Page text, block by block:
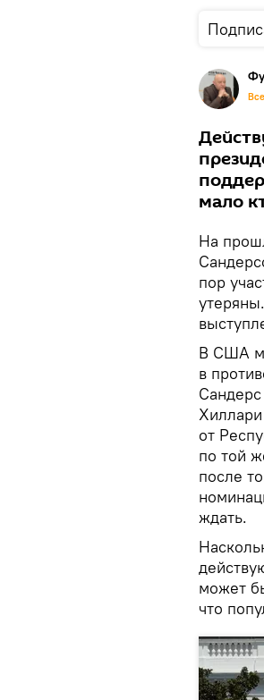
мало
На
пор
В США
в
от
по той
после
ждать.
может
что